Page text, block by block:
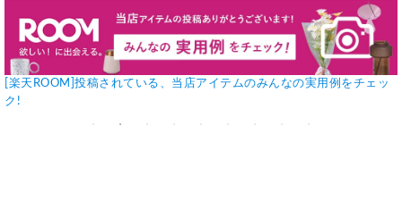
[楽天ROOM]投稿されている、当店アイテムのみんなの実用例をチェッ
ク!